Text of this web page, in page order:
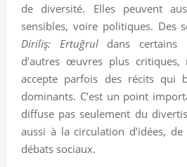
de diversité. Elles peuvent
sensibles, voire politiques. Des
Diriliş: Ertuğruldans certains
d’autres œuvres plus
accepte parfois des récits qui
dominants. C’est un point
diffuse pas seulement du
aussi à la circulation d’idées,
débats sociaux.